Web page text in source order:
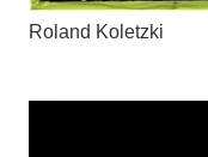
Roland Koletzki